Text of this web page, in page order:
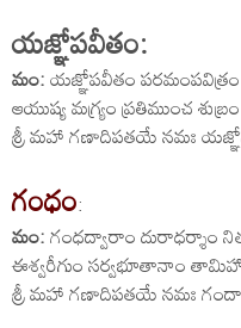
యజ్ఞోపవీతం:
మం:యజ్ఞోపవీతం
ఆయుష్య మగ్ర్యం ప్రతిముంచ
శ్రీ మహా గణాదిపతయే నమః
గంధం:
మం:గంధద్వారాం దురాధర్శాం
ఈశ్వరీగుం సర్వభూతానాం
శ్రీ మహా గణాదిపతయే నమః